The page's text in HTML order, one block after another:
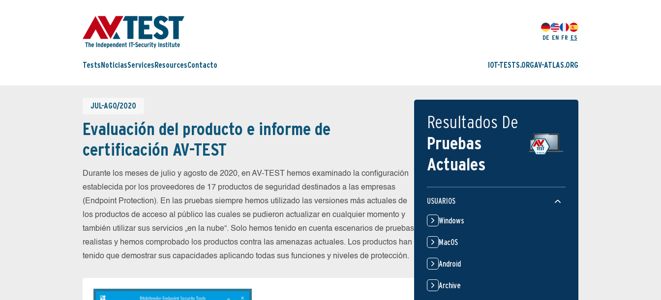
DE EN FR ES
Tests NoticiasServices ResourcesContacto IOT-TESTS.ORGAV-ATLAS.ORG
JUL-AGO/2020
Evaluación del producto e informe de
certificación AV-TEST
Durante los meses de julio y agosto de 2020, en AV-TEST hemos examinado la configuración
establecida por los proveedores de 17 productos de seguridad destinados a las empresas
(Endpoint Protection). En las pruebas siempre hemos utilizado las versiones más actuales de
los productos de acceso al público las cuales se pudieron actualizar en cualquier momento y
también utilizar sus servicios „en la nube“. Solo hemos tenido en cuenta escenarios de pruebas
realistas y hemos comprobado los productos contra las amenazas actuales. Los productos han
tenido que demostrar sus capacidades aplicando todas sus funciones y niveles de protección.
Resultados De
Pruebas
Actuales
USUARIOS
Windows
MacOS
Android
Archive